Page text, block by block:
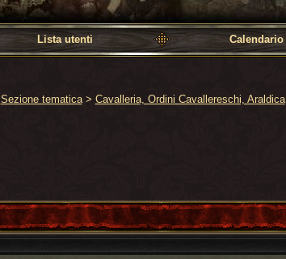
Lista utenti Calendario
Sezione tematica > Cavalleria, Ordini Cavallereschi, Araldica